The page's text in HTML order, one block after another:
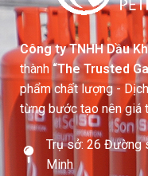
Công ty TNHH Dầu
thành “The Trusted
phẩm chất lượng -
từng bước tạo nên giá
Trụ sở: 26 Đường
Minh